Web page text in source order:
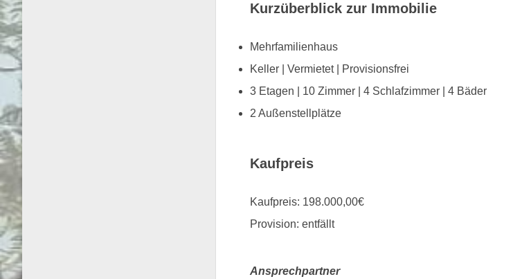
Kurzüberblick zur Immobilie
Mehrfamilienhaus
Keller | Vermietet | Provisionsfrei
3 Etagen | 10 Zimmer | 4 Schlafzimmer | 4 Bäder
2 Außenstellplätze
Kaufpreis
Kaufpreis: 198.000,00€
Provision: entfällt
Ansprechpartner